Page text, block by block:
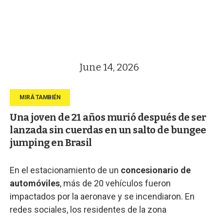
June 14, 2026
Una joven de 21 años murió después de ser
lanzada sin cuerdas en un salto de bungee
jumping en Brasil
En el estacionamiento de un concesionario de
automóviles, más de 20 vehículos fueron
impactados por la aeronave y se incendiaron. En
redes sociales, los residentes de la zona